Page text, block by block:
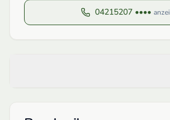
04215207 ••••